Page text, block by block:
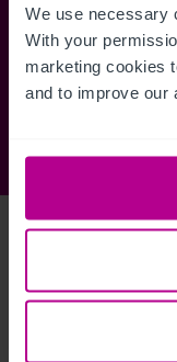
We use necessary
With your
marketing cookies
and to improve our
¿Ya tiene una
LoginorRegister